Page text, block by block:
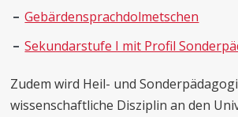
Gebärdensprachdolmetschen
Sekundarstufe I mit Profil
Zudem wird Heil- und
wissenschaftliche Disziplin an den